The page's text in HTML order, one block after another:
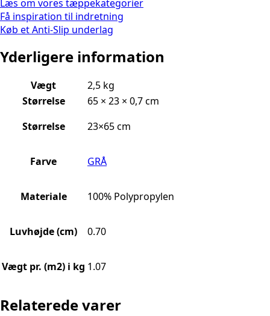
Læs om vores tæppekategorier
Få inspiration til indretning
Køb et Anti-Slip underlag
Yderligere information
Vægt
2,5 kg
Størrelse
65 × 23 × 0,7 cm
Størrelse
23×65 cm
Farve GRÅ
Materiale 100% Polypropylen
Luvhøjde (cm) 0.70
Vægt pr. (m2) i kg 1.07
Relaterede varer